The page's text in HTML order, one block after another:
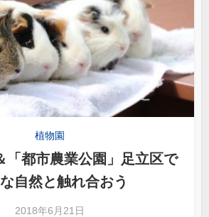
植物園
「都市農業公園」足立区で
自然と触れ合おう
2018年6月21日